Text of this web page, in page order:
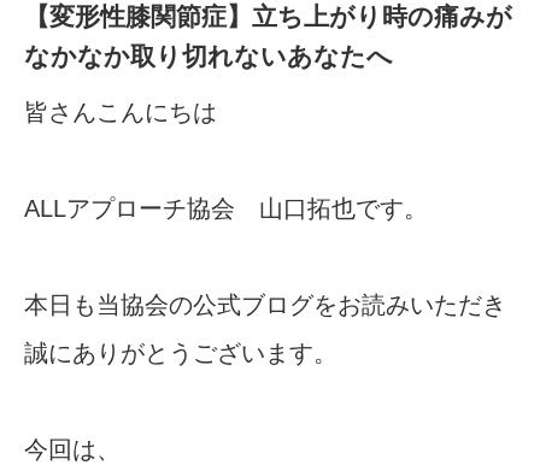
【変形性膝関節症】立ち上がり時の痛みが
なかなか取り切れないあなたへ
皆さんこんにちは
ALLアプローチ協会 山口拓也です。
本日も当協会の公式ブログをお読みいただき
誠にありがとうございます。
今回は、